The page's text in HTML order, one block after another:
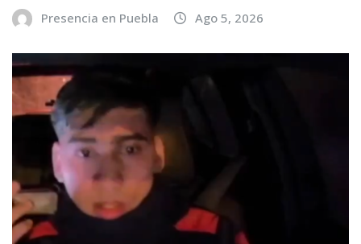
Presencia en Puebla Ago 5, 2026